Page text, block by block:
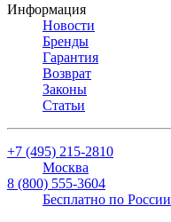
Информация
Новости
Бренды
Гарантия
Возврат
Законы
Статьи
+7 (495) 215-2810
Москва
8 (800) 555-3604
Бесплатно по России